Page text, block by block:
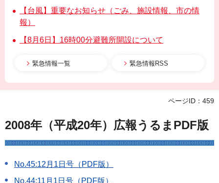
【台風】重要なお知らせ（ごみ、施設情報、市の情
報）
【8月6日】16時00分避難所開設について
緊急情報一覧 緊急情報RSS
ページID：459
2008年（平成20年）広報うるまPDF版
No.45:12月1日号（PDF版）
No.44:11月1日号（PDF版）